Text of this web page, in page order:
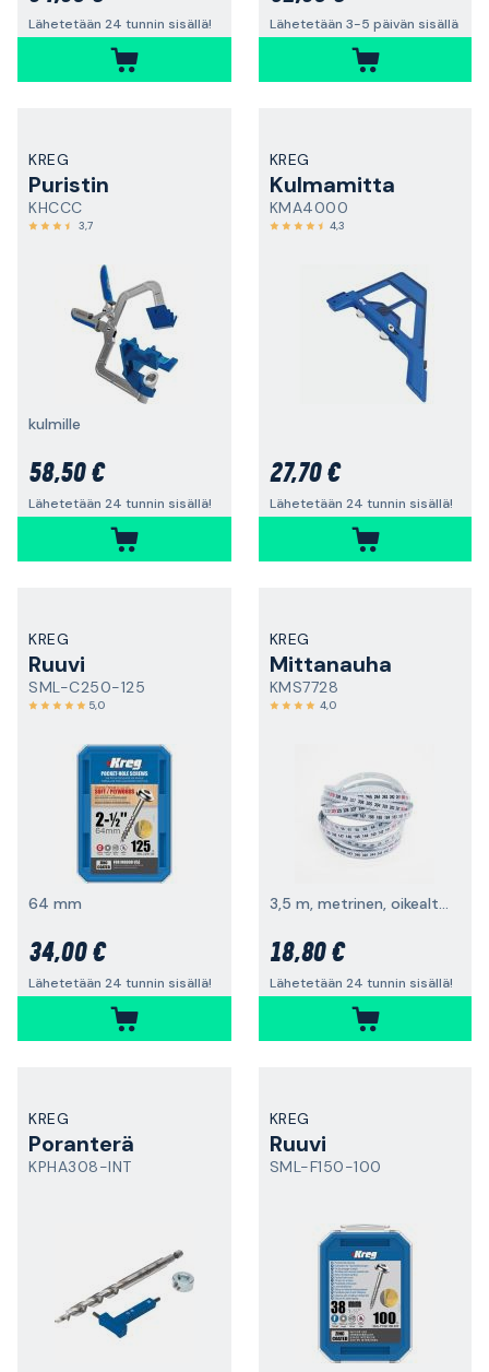
Lähetetään 24 tunnin sisällä! Lähetetään 3-5 päivän sisällä
KREG
Puristin
KHCCC
3,7
kulmille
58,50 €
Lähetetään 24 tunnin sisällä!
KREG
Kulmamitta
KMA4000
4,3
27,70 €
Lähetetään 24 tunnin sisällä!
KREG
Ruuvi
SML-C250-125
5,0
64 mm
34,00 €
Lähetetään 24 tunnin sisällä!
KREG
Mittanauha
KMS7728
4,0
3,5 m, metrinen, oikealta vasemmalle
18,80 €
Lähetetään 24 tunnin sisällä!
KREG
Poranterä
KPHA308-INT
KREG
Ruuvi
SML-F150-100